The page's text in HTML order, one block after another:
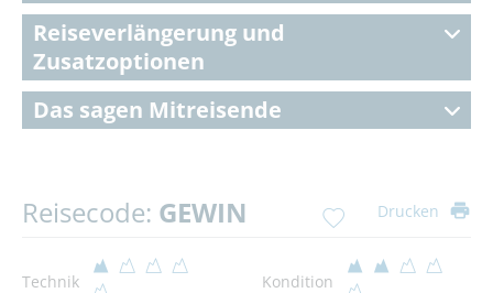
Reiseverlängerung und
Zusatzoptionen
Das sagen Mitreisende
Reisecode: GEWIN Drucken
Technik Kondition